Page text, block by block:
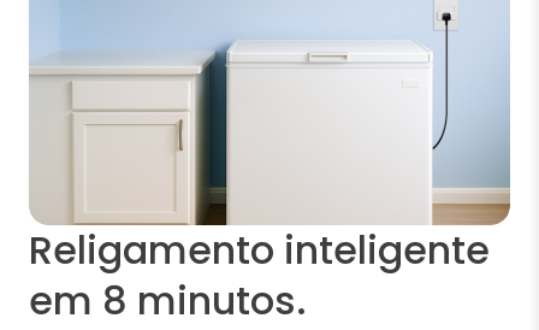
Religamento inteligente
em 8 minutos.